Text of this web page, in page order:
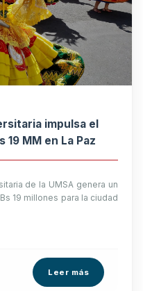
impulsa el
MM en La Paz
de la UMSA genera un
19 millones para la ciudad
Leer más